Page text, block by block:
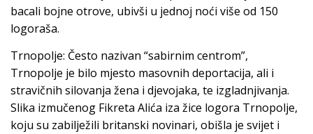
bacali bojne otrove, ubivši u jednoj noći više od 150
logoraša.
Trnopolje: Često nazivan “sabirnim centrom”,
Trnopolje je bilo mjesto masovnih deportacija, ali i
stravičnih silovanja žena i djevojaka, te izgladnjivanja.
Slika izmučenog Fikreta Alića iza žice logora Trnopolje,
koju su zabilježili britanski novinari, obišla je svijet i